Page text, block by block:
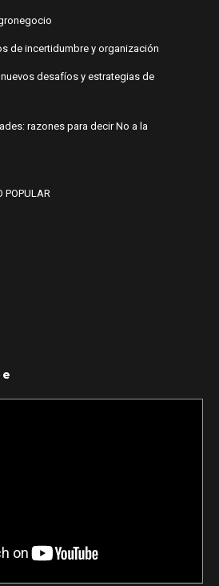
de incertidumbre y organización
desafíos y estrategias de
razones para decir No a la
POPULAR